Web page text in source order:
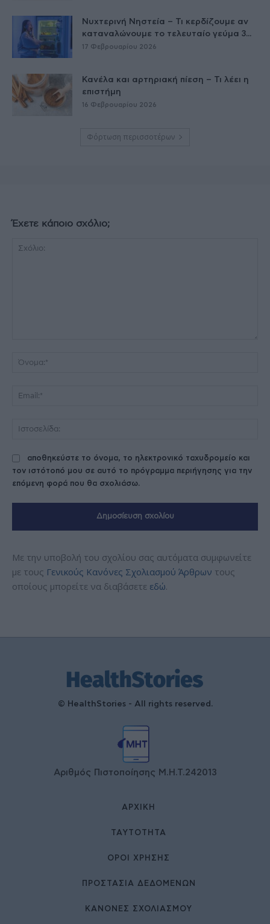
Νυχτερινή Νηστεία – Τι κερδίζουμε αν
καταναλώνουμε το τελευταίο γεύμα 3...
17 Φεβρουαρίου 2026
Κανέλα και αρτηριακή πίεση – Τι λέει η
επιστήμη
16 Φεβρουαρίου 2026
Φόρτωση περισσοτέρων
Έχετε κάποιο σχόλιο;
αποθηκεύστε το όνομα, το ηλεκτρονικό ταχυδρομείο και
τον ιστότοπό μου σε αυτό το πρόγραμμα περιήγησης για την
επόμενη φορά που θα σχολιάσω.
Με την υποβολή του σχολίου σας αυτόματα συμφωνείτε
με τους Γενικούς Κανόνες Σχολιασμού Άρθρων τους
οποίους μπορείτε να διαβάσετε εδώ.
© HealthStories - All rights reserved.
Αριθμός Πιστοποίησης Μ.Η.Τ.242013
ΑΡΧΙΚΉ
ΤΑΥΤΌΤΗΤΑ
ΌΡΟΙ ΧΡΉΣΗΣ
ΠΡΟΣΤΑΣΙΑ ΔΕΔΟΜΕΝΩΝ
ΚΑΝΟΝΕΣ ΣΧΟΛΙΑΣΜΟΥ